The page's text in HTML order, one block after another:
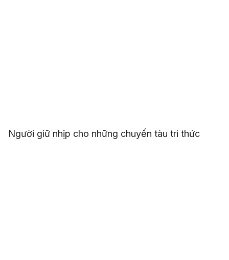
Người giữ nhịp cho những chuyến tàu tri thức